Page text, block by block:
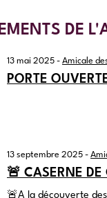
DE
13 mai 2025 - Amicale
PORTE
13 septembre 2025 -
🚨 CASERNE DE
🚨A la découverte